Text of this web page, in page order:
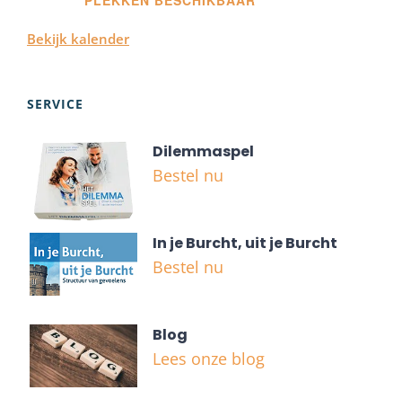
Bekijk kalender
SERVICE
Dilemmaspel
Bestel nu
In je Burcht, uit je Burcht
Bestel nu
Blog
Lees onze blog